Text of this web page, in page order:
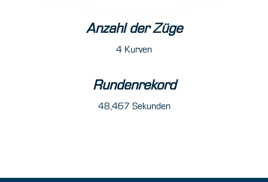
Anzahl der Züge
4 Kurven
Rundenrekord
48,467 Sekunden